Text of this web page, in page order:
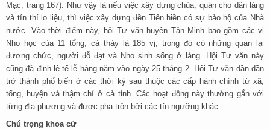
Mạc, trang 167). Như vậy là nếu việc xây dựng chùa, quán cho dân làng
và tín thí lo liệu, thì việc xây dựng đền Tiên hiền có sự bảo hộ của Nhà
nước. Vào thời điểm này, hội Tư văn huyện Tân Minh bao gồm các vị
Nho học của 11 tổng, cả thảy là 185 vị, trong đó có những quan lại
đương chức, người đỗ đạt và Nho sinh sống ở làng. Hội Tư văn này
cũng đã định lệ tế lễ hàng năm vào ngày 25 tháng 2. Hội Tư văn dần dần
trở thành phổ biến ở các thời kỳ sau thuộc các cấp hành chính từ xã,
tổng, huyện và thậm chí ở cả tỉnh. Các hoạt động này thường gắn với
từng địa phương và được pha trộn bởi các tín ngưỡng khác.
Chú trọng khoa cử